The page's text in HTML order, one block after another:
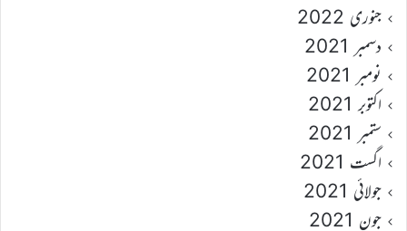
جنوری 2022
دسمبر 2021
نومبر 2021
اکتوبر 2021
ستمبر 2021
اگست 2021
جولائی 2021
جون 2021